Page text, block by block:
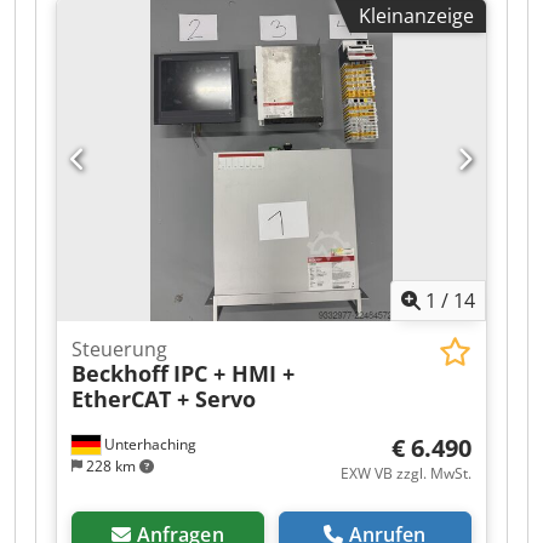
Dkodpfx Afozrlixsrsr -Typ: MAXAX 100/3000 -
Input: 1,5 kVA -Output: 1 kW -Anzahl: 2x Servo
Drive vorhanden -Preis: pro Stück -Abmessung:
275/110/H235 mm -Gewicht: 2,8 kg/St.
Kleinanzeige
1 / 14
Unterhaching
228 km
Steuerung
Beckhoff IPC + HMI +
EtherCAT + Servo
€ 6.490
EXW VB zzgl. MwSt.
Anfragen Anrufen